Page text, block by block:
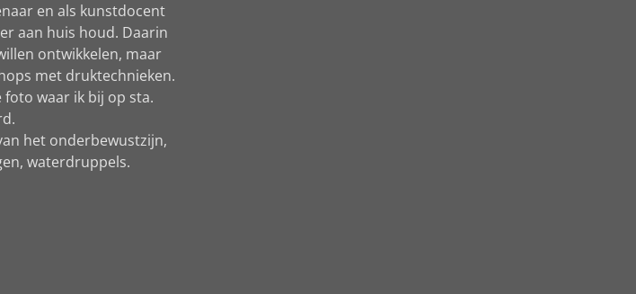
en als kunstdocent
aan huis houd. Daarin
ontwikkelen, maar
met druktechnieken.
foto waar ik bij op sta.
het onderbewustzijn,
waterdruppels.